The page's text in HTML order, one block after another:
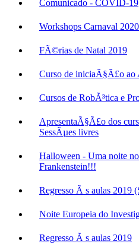
Comunicado - COVID-19
Workshops Carnaval 2020
FÃ©rias de Natal 2019
Curso de iniciaÃ§Ã£o ao
Cursos de RobÃ³tica e
ApresentaÃ§Ã£o dos
SessÃµes livres
Halloween - Uma noite
Frankenstein!!!
Regresso Ã s aulas 2019
Noite Europeia do
Regresso Ã s aulas 2019